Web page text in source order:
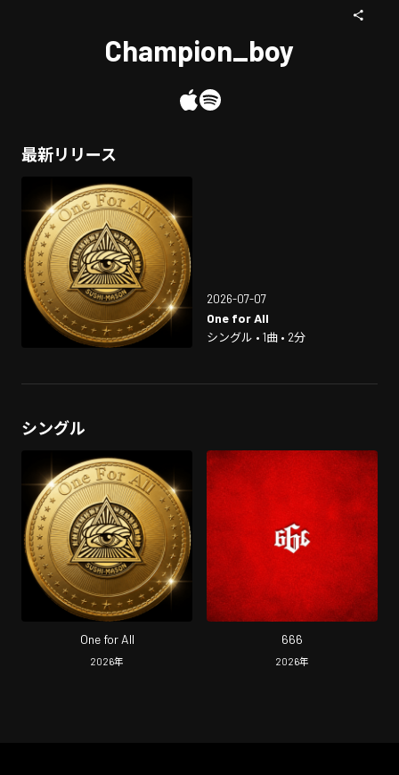
Champion_boy
最新リリース
2026-07-07
One for All
シングル • 1曲 • 2分
シングル
One for All
2026年
666
2026年